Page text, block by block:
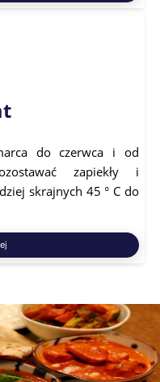
do czerwca i od
zapiekły i
skrajnych 45 ° C do